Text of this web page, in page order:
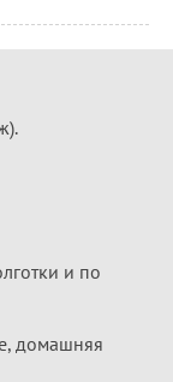
и по
домашняя